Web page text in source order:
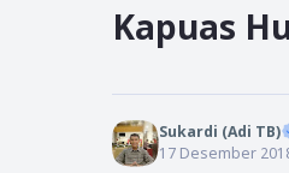
Kapuas
Sukardi (Adi TB)
17 Desember